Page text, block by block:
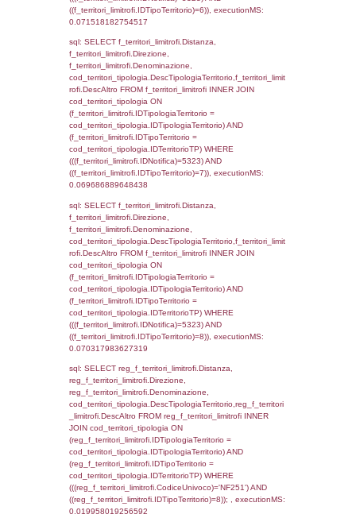
INNER JOIN el_regioni ON
el_regioni.IstRegione) ON
el_comuni.IstComune WHERE
(((f_confini.IDNotifica)=5323));,
0.00053191184997559
sql: SELECT
SEPARATOR '; ') AS DescAltro,
f_territori_limitrofi INNER JOIN
(f_territori_limitrofi.IDTipologiaTerritorio =
cod_territori_tipologia.IDTipologiaTerritorio
f_territori_limitrofi.IDTipoTerritorio =
cod_territori_tipologia.IDTerritorioTP )
((f_territori_limitrofi.IDNotifica) = 5323 ) AND
cod_territori_tipologia.IDTerritorioTP = 1)
executionMS: 0.053938865661621
sql: SELECT f_territori_limitrofi.Distanza,
f_territori_limitrofi.Denominazione,
f_territori_limitrofi.DescAltro,
f_territori_limitrofi INNER JOIN
(f_territori_limitrofi.IDTipologiaTerritorio =
cod_territori_tipologia.IDTipologiaTerritorio)
(f_territori_limitrofi.IDTipoTerritorio =
cod_territori_tipologia.IDTerritorioTP)